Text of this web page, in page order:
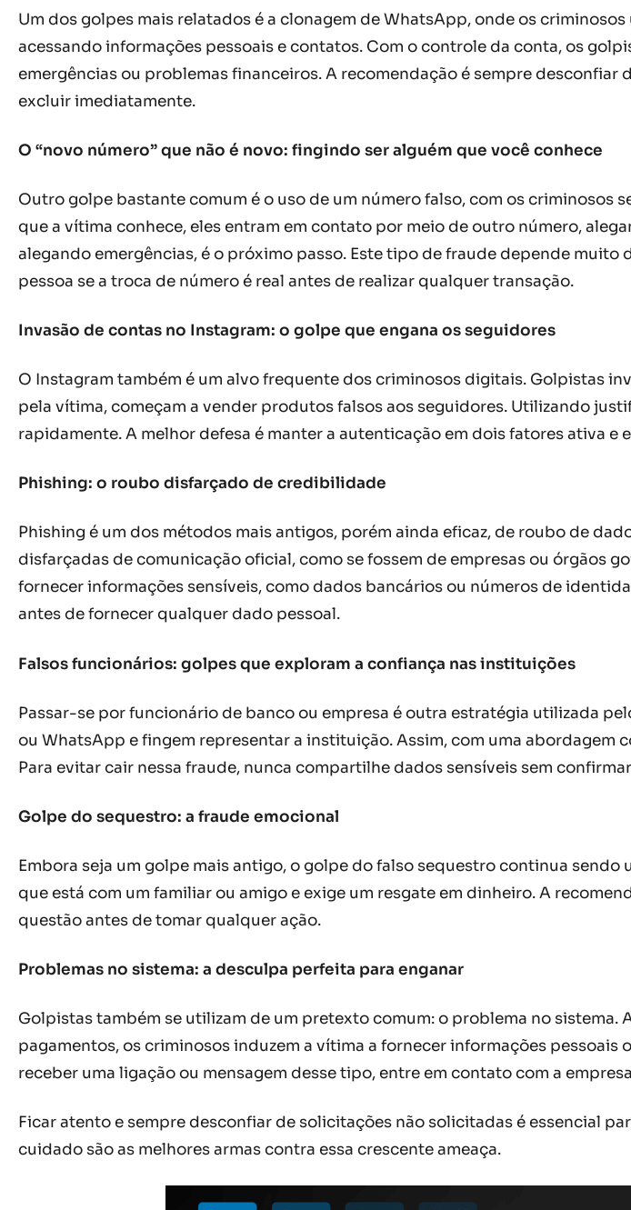
Um dos golpes mais relatados é a clonagem de WhatsApp, onde os
acessando informações pessoais e contatos. Com o controle da conta, os
emergências ou problemas financeiros. A recomendação é sempre
excluir imediatamente.
O “novo número” que não é novo: fingindo ser alguém que você conhece
Outro golpe bastante comum é o uso de um número falso, com os criminosos
que a vítima conhece, eles entram em contato por meio de outro número,
alegando emergências, é o próximo passo. Este tipo de fraude depende
pessoa se a troca de número é real antes de realizar qualquer transação.
Invasão de contas no Instagram: o golpe que engana os seguidores
O Instagram também é um alvo frequente dos criminosos digitais. Golpistas
pela vítima, começam a vender produtos falsos aos seguidores. Utilizando
rapidamente. A melhor defesa é manter a autenticação em dois fatores ativa e
Phishing: o roubo disfarçado de credibilidade
Phishing é um dos métodos mais antigos, porém ainda eficaz, de roubo de
disfarçadas de comunicação oficial, como se fossem de empresas ou órgãos
fornecer informações sensíveis, como dados bancários ou números de
antes de fornecer qualquer dado pessoal.
Falsos funcionários: golpes que exploram a confiança nas instituições
Passar-se por funcionário de banco ou empresa é outra estratégia utilizada
ou WhatsApp e fingem representar a instituição. Assim, com uma
Para evitar cair nessa fraude, nunca compartilhe dados sensíveis sem
Golpe do sequestro: a fraude emocional
Embora seja um golpe mais antigo, o golpe do falso sequestro continua
que está com um familiar ou amigo e exige um resgate em dinheiro. A
questão antes de tomar qualquer ação.
Problemas no sistema: a desculpa perfeita para enganar
Golpistas também se utilizam de um pretexto comum: o problema no
pagamentos, os criminosos induzem a vítima a fornecer informações
receber uma ligação ou mensagem desse tipo, entre em contato com a
Ficar atento e sempre desconfiar de solicitações não solicitadas é essencial
cuidado são as melhores armas contra essa crescente ameaça.